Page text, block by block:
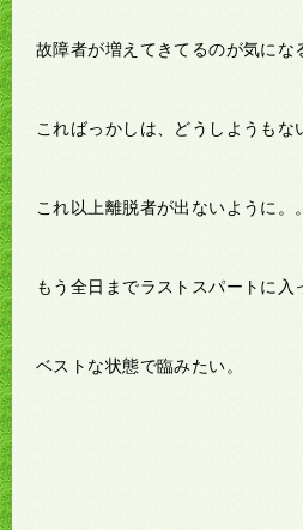
故障者が増えてきてるのが気にな
こればっかしは、どうしようもな
これ以上離脱者が出ないように。
もう全日までラストスパートに入
ベストな状態で臨みたい。